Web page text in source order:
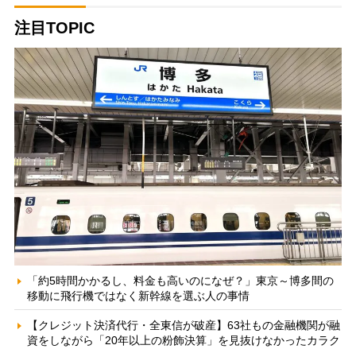
注目TOPIC
「約5時間かかるし、料金も高いのになぜ？」東京～博多間の
移動に飛行機ではなく新幹線を選ぶ人の事情
【クレジット決済代行・全東信が破産】63社もの金融機関が融
資をしながら「20年以上の粉飾決算」を見抜けなかったカラク